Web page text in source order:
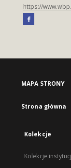
https://
MAPA STRONY
Strona główna
Kolekcje
Kolekcje